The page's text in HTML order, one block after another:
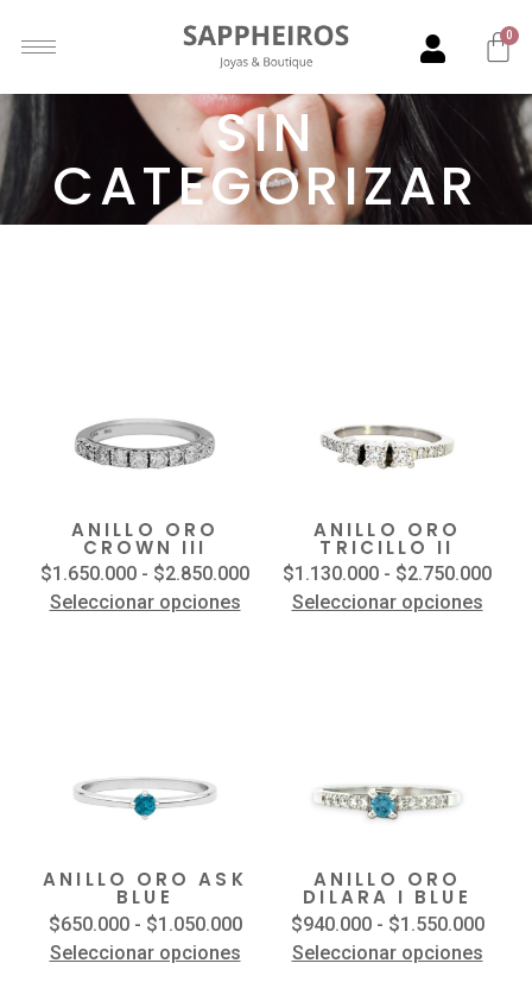
0
SIN
CATEGORIZAR
ANILLO ORO
CROWN III
$1.650.000 - $2.850.000
Seleccionar opciones
ANILLO ORO
TRICILLO II
$1.130.000 - $2.750.000
Seleccionar opciones
ANILLO ORO ASK
BLUE
$650.000 - $1.050.000
Seleccionar opciones
ANILLO ORO
DILARA I BLUE
$940.000 - $1.550.000
Seleccionar opciones